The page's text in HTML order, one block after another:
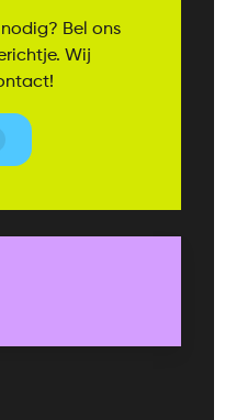
Bel ons
Wij